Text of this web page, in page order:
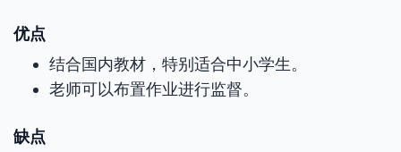
优点
结合国内教材，特别适合中小学生。
老师可以布置作业进行监督。
缺点